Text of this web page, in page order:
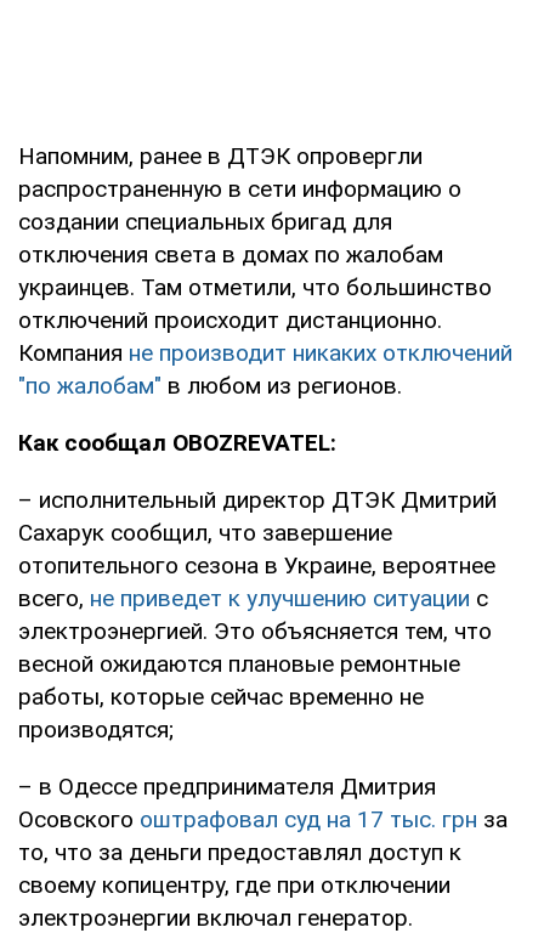
Напомним, ранее в ДТЭК опровергли
распространенную в сети информацию о
создании специальных бригад для
отключения света в домах по жалобам
украинцев. Там отметили, что большинство
отключений происходит дистанционно.
Компания не производит никаких отключений
"по жалобам" в любом из регионов.
Как сообщал OBOZREVATEL:
– исполнительный директор ДТЭК Дмитрий
Сахарук сообщил, что завершение
отопительного сезона в Украине, вероятнее
всего, не приведет к улучшению ситуации с
электроэнергией. Это объясняется тем, что
весной ожидаются плановые ремонтные
работы, которые сейчас временно не
производятся;
– в Одессе предпринимателя Дмитрия
Осовского оштрафовал суд на 17 тыс. грн за
то, что за деньги предоставлял доступ к
своему копицентру, где при отключении
электроэнергии включал генератор.